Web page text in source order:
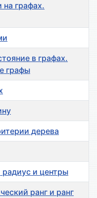
графах.
в графах.
графы
дерева
и центры
ранг и ранг